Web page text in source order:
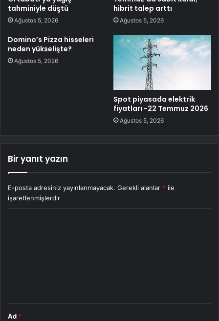
tahminiyle düştü
Ağustos 5, 2026
hibrit talep arttı
Ağustos 5, 2026
Domino’s Pizza hisseleri
neden yükselişte?
Ağustos 5, 2026
Spot piyasada elektrik
fiyatları -22 Temmuz 2026
Ağustos 5, 2026
Bir yanıt yazın
E-posta adresiniz yayınlanmayacak. Gerekli alanlar * ile
işaretlenmişlerdir
Ad *